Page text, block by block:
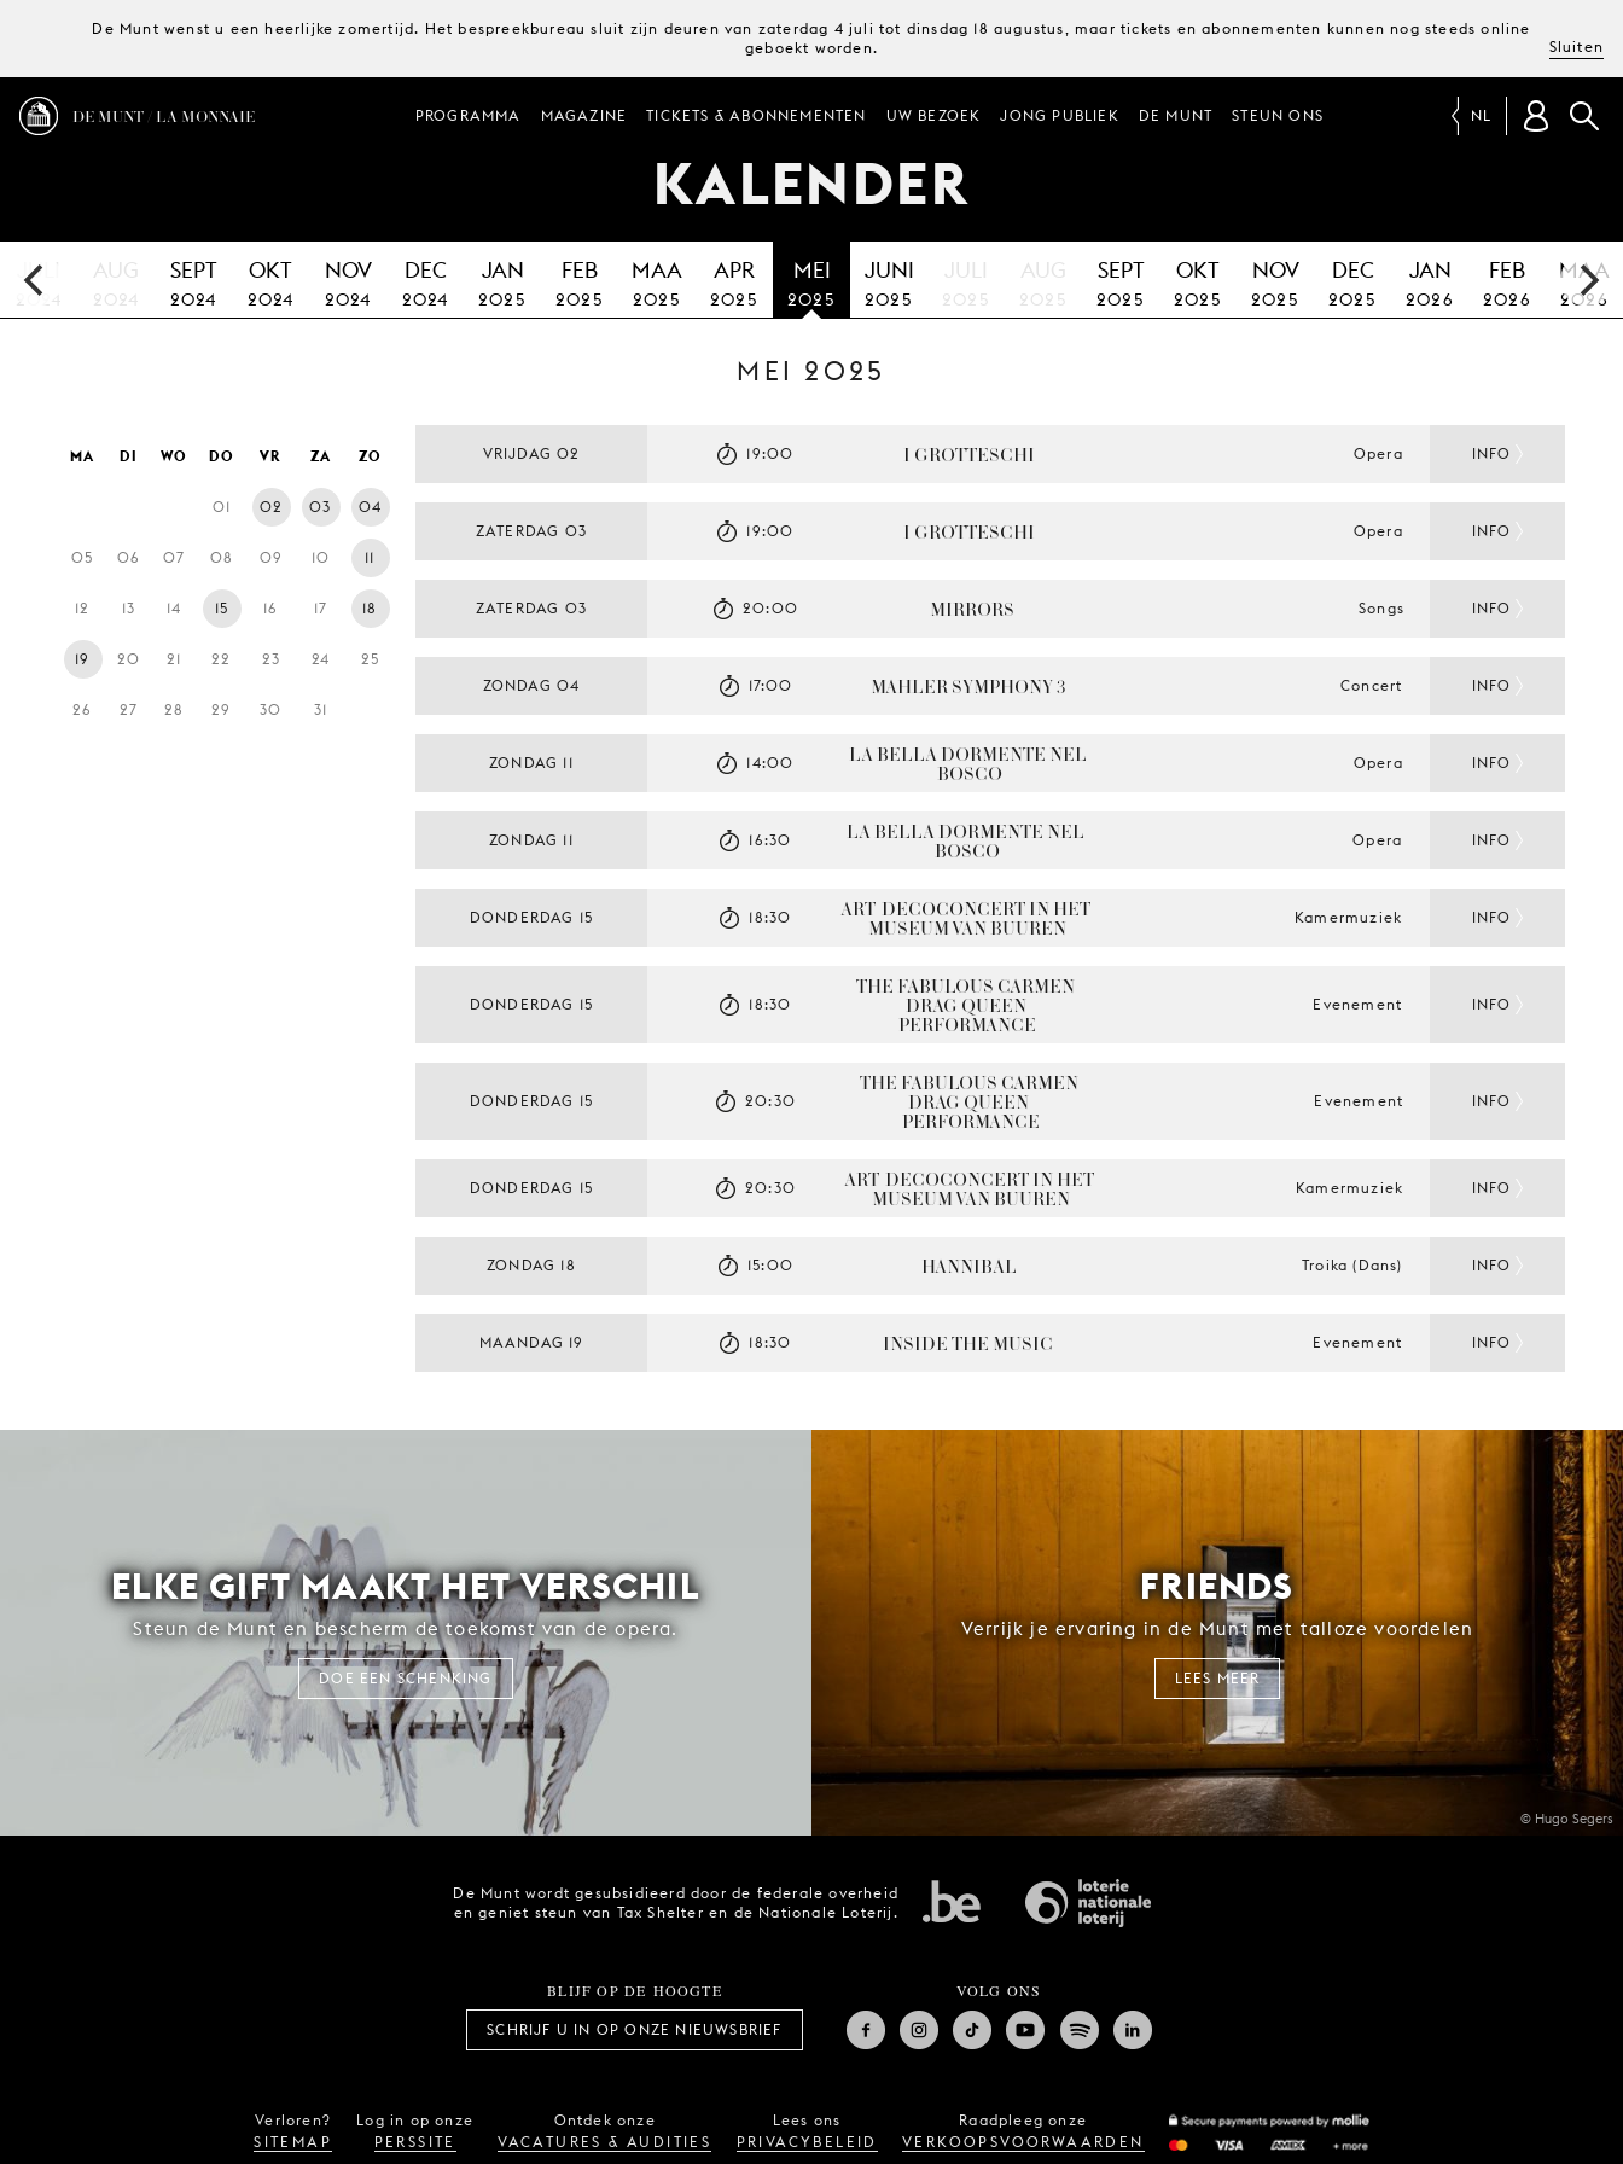
De Munt wenst u een heerlijke zomertijd. Het bespreekbureau sluit zijn deuren van zaterdag 4 juli tot dinsdag 18 augustus, maar tickets en abonnementen kunnen nog steeds online
geboekt worden.
Sluiten
DE MUNT / LA MONNAIE PROGRAMMA MAGAZINE TICKETS & ABONNEMENTEN UW BEZOEK JONG PUBLIEK DE MUNT STEUN ONS NL
KALENDER
JULI
2024
AUG
2024
SEPT
2024
OKT
2024
NOV
2024
DEC
2024
JAN
2025
FEB
2025
MAA
2025
APR
2025
MEI
2025
JUNI
2025
JULI
2025
AUG
2025
SEPT
2025
OKT
2025
NOV
2025
DEC
2025
JAN
2026
FEB
2026
MAA
2026
MEI 2025
MA DI WO DO VR ZA ZO
01 02 03 04
05 06 07 08 09 10 11
12 13 14 15 16 17 18
19 20 21 22 23 24 25
26 27 28 29 30 31
VRIJDAG 02 I GROTTESCHI
19:00 Opera INFO
ZATERDAG 03 I GROTTESCHI
19:00 Opera INFO
ZATERDAG 03 MIRRORS
20:00 Songs INFO
ZONDAG 04 MAHLER SYMPHONY 3
17:00 Concert INFO
ZONDAG 11 LA BELLA DORMENTE NEL
BOSCO
14:00 Opera INFO
ZONDAG 11 LA BELLA DORMENTE NEL
BOSCO
16:30 Opera INFO
DONDERDAG 15 ART-DECOCONCERT IN HET
MUSEUM VAN BUUREN
18:30 Kamermuziek INFO
DONDERDAG 15
THE FABULOUS CARMEN
DRAG QUEEN
PERFORMANCE
18:30 Evenement INFO
DONDERDAG 15
THE FABULOUS CARMEN
DRAG QUEEN
PERFORMANCE
20:30 Evenement INFO
DONDERDAG 15 ART-DECOCONCERT IN HET
MUSEUM VAN BUUREN
20:30 Kamermuziek INFO
ZONDAG 18 HANNIBAL
15:00 Troika (Dans) INFO
MAANDAG 19 INSIDE THE MUSIC
18:30 Evenement INFO
ELKE GIFT MAAKT HET VERSCHIL
Steun de Munt en bescherm de toekomst van de opera.
DOE EEN SCHENKING
© Hugo Segers
FRIENDS
Verrijk je ervaring in de Munt met talloze voordelen
LEES MEER
De Munt wordt gesubsidieerd door de federale overheid
en geniet steun van Tax Shelter en de Nationale Loterij.
BLIJF OP DE HOOGTE
SCHRIJF U IN OP ONZE NIEUWSBRIEF
VOLG ONS
Verloren?
SITEMAP
Log in op onze
PERSSITE
Ontdek onze
VACATURES & AUDITIES
Lees ons
PRIVACYBELEID
Raadpleeg onze
VERKOOPSVOORWAARDEN